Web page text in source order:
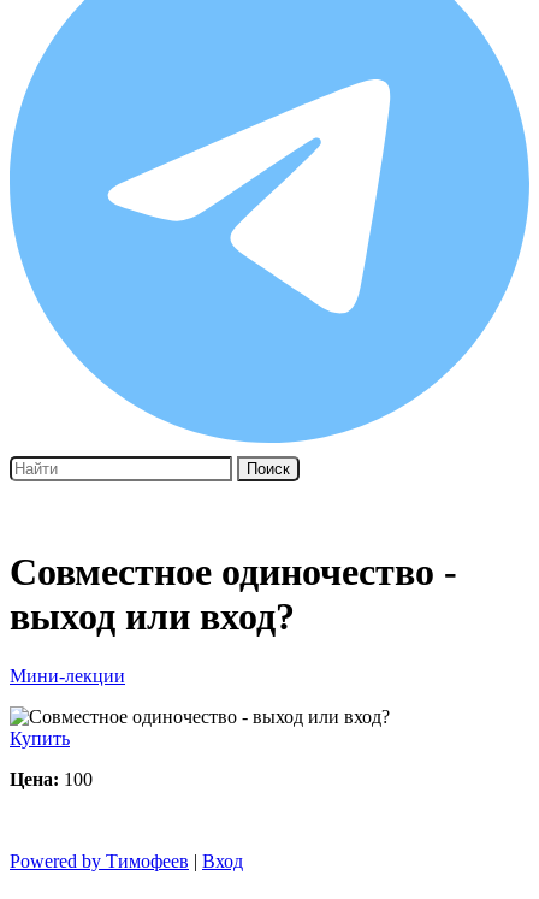
Поиск
Совместное одиночество -
выход или вход?
Мини-лекции
Купить
Цена: 100
Powered by Тимофеев | Вход